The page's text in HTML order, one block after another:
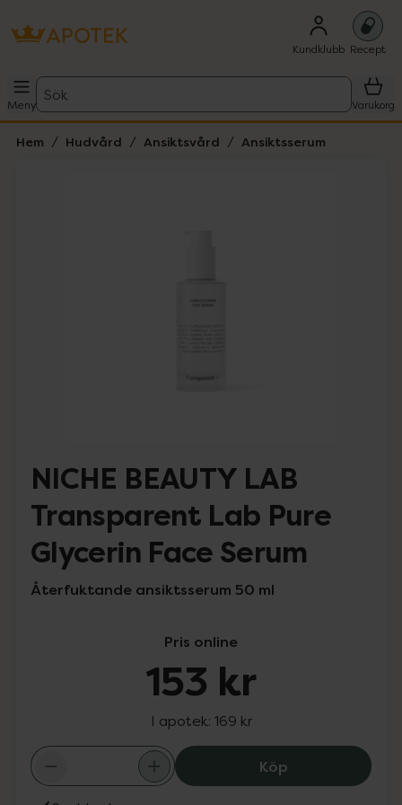
Kundklubb Recept
Meny
Sök
Varukorg
Hem Hudvård Ansiktsvård Ansiktsserum
NICHE BEAUTY LAB
Transparent Lab Pure
Glycerin Face Serum
Återfuktande ansiktsserum 50 ml
Pris online
153 kr
I apotek: 169 kr
KöpNICHE